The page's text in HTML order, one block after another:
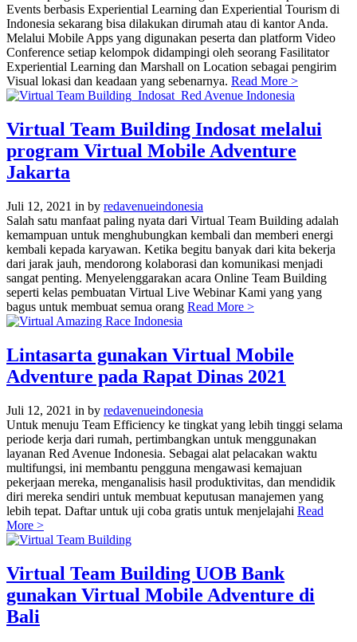
Events berbasis Experiential Learning dan Experiential Tourism di
Indonesia sekarang bisa dilakukan dirumah atau di kantor Anda.
Melalui Mobile Apps yang digunakan peserta dan platform Video
Conference setiap kelompok didampingi oleh seorang Fasilitator
Experiential Learning dan Marshall on Location sebagai pengirim
Visual lokasi dan keadaan yang sebenarnya. Read More >
Virtual Team Building Indosat melalui
program Virtual Mobile Adventure
Jakarta
Juli 12, 2021 in by redavenueindonesia
Salah satu manfaat paling nyata dari Virtual Team Building adalah
kemampuan untuk menghubungkan kembali dan memberi energi
kembali kepada karyawan. Ketika begitu banyak dari kita bekerja
dari jarak jauh, mendorong kolaborasi dan komunikasi menjadi
sangat penting. Menyelenggarakan acara Online Team Building
seperti kelas pembuatan Virtual Live Webinar Kami yang yang
bagus untuk membuat semua orang Read More >
Lintasarta gunakan Virtual Mobile
Adventure pada Rapat Dinas 2021
Juli 12, 2021 in by redavenueindonesia
Untuk menuju Team Efficiency ke tingkat yang lebih tinggi selama
periode kerja dari rumah, pertimbangkan untuk menggunakan
layanan Red Avenue Indonesia. Sebagai alat pelacakan waktu
multifungsi, ini membantu pengguna mengawasi kemajuan
pekerjaan mereka, menganalisis hasil produktivitas, dan mendidik
diri mereka sendiri untuk membuat keputusan manajemen yang
lebih tepat. Daftar untuk uji coba gratis untuk menjelajahi Read
More >
Virtual Team Building UOB Bank
gunakan Virtual Mobile Adventure di
Bali